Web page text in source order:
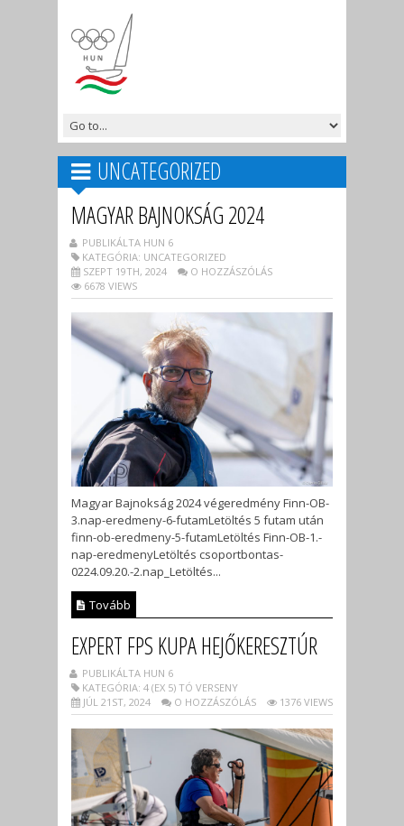
UNCATEGORIZED
MAGYAR BAJNOKSÁG 2024
PUBLIKÁLTA HUN 6
KATEGÓRIA: UNCATEGORIZED
SZEPT 19TH, 2024
O HOZZÁSZÓLÁS
6678 VIEWS
Magyar Bajnokság 2024 végeredmény Finn-OB-
3.nap-eredmeny-6-futamLetöltés 5 futam után
finn-ob-eredmeny-5-futamLetöltés Finn-OB-1.-
nap-eredmenyLetöltés csoportbontas-
0224.09.20.-2.nap_Letöltés...
Tovább
EXPERT FPS KUPA HEJŐKERESZTÚR
PUBLIKÁLTA HUN 6
KATEGÓRIA: 4 (EX 5) TÓ VERSENY
JÚL 21ST, 2024
O HOZZÁSZÓLÁS 1376 VIEWS